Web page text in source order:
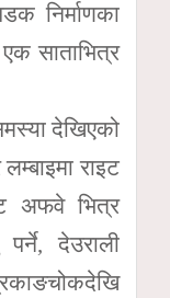
निर्माणका
साताभित्र
देखिएको
राइट
अफवे भित्र
देउराली